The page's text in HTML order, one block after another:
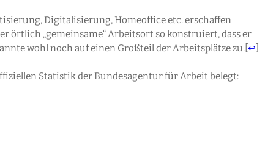
Digitalisierung, Homeoffice etc. erschaffen
örtlich „gemeinsame“ Arbeitsort so konstruiert, dass er
wohl noch auf einen Großteil der Arbeitsplätze zu. [↩
Statistik der Bundesagentur für Arbeit belegt: